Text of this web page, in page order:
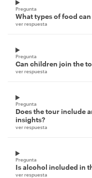
Pregunta
What types of food
ver respuesta
Pregunta
Can children join the
ver respuesta
Pregunta
Does the tour include
insights?
ver respuesta
Pregunta
Is alcohol included in
ver respuesta